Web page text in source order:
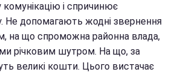
комунікацію і спричинює
Не допомагають жодні звернення
на що спроможна районна влада,
річковим шутром. На що, за
великі кошти. Цього вистачає